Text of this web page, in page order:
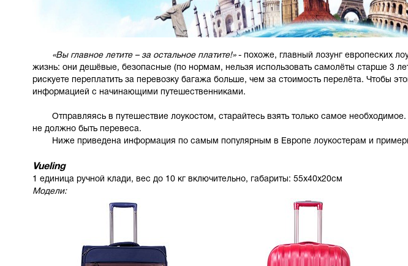
«Вы главное летите – за остальное платите!»- похоже, главный лозунг европеских
жизнь: они дешёвые, безопасные (по нормам, нельзя использовать самолёты старше 3
рискуете переплатить за перевозку багажа больше, чем за стоимость перелёта. Чтобы
информацией с начинающими путешественниками.
Отправляясь в путешествие лоукостом, старайтесь взять только самое необходимое.
не должно быть перевеса.
Ниже приведена информация по самым популярным в Европе лоукостерам и
Vueling
1 единица ручной клади, вес до 10 кг включительно, габариты: 55x40x20см
Модели: